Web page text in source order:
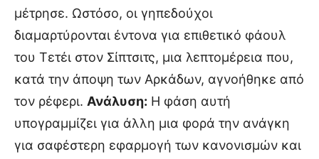
μέτρησε. Ωστόσο, οι γηπεδούχοι
διαμαρτύρονται έντονα για επιθετικό φάουλ
του Τετέι στον Σίπτσιτς, μια λεπτομέρεια που,
κατά την άποψη των Αρκάδων, αγνοήθηκε από
τον ρέφερι. Ανάλυση: Η φάση αυτή
υπογραμμίζει για άλλη μια φορά την ανάγκη
για σαφέστερη εφαρμογή των κανονισμών και